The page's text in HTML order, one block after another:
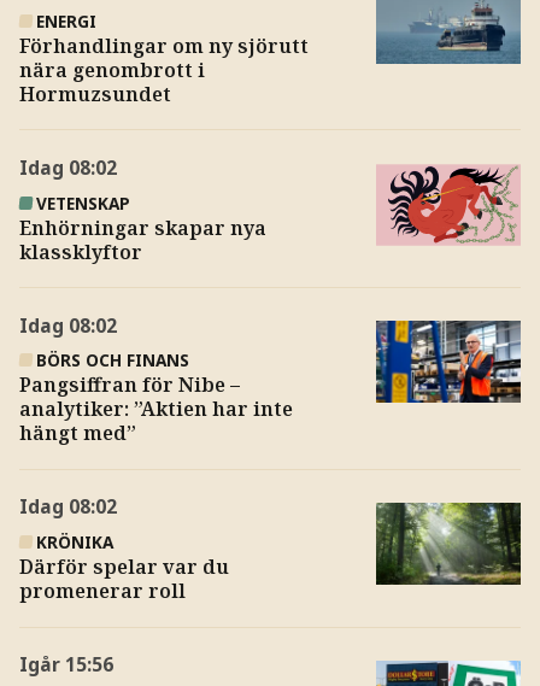
ENERGI
Förhandlingar om ny sjörutt
nära genombrott i
Hormuzsundet
Idag 08:02
VETENSKAP
Enhörningar skapar nya
klassklyftor
Idag 08:02
BÖRS OCH FINANS
Pangsiffran för Nibe –
analytiker: ”Aktien har inte
hängt med”
Idag 08:02
KRÖNIKA
Därför spelar var du
promenerar roll
Igår 15:56